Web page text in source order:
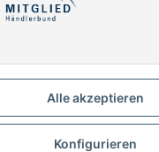
Alle akzeptieren
Konfigurieren